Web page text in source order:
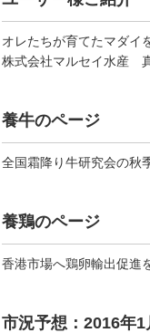
オレたちが育てたマダイ
株式会社マルセイ水産
養牛のページ
全国霜降り牛研究会の秋
養鶏のページ
香港市場へ鶏卵輸出促進
市況予想：2016年1